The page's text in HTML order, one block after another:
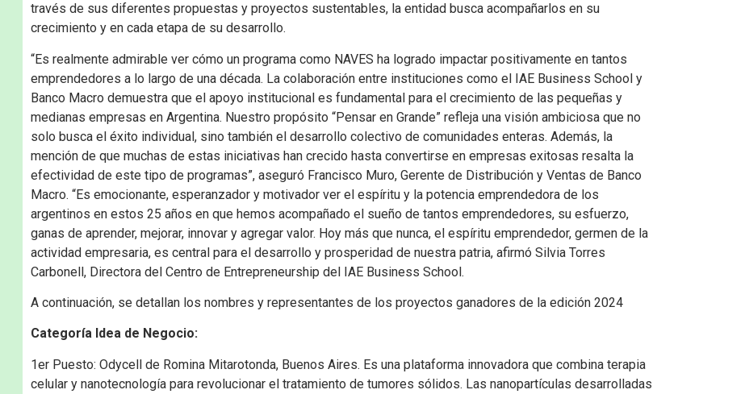
través de sus diferentes propuestas y proyectos sustentables, la entidad busca acompañarlos en su
crecimiento y en cada etapa de su desarrollo.
“Es realmente admirable ver cómo un programa como NAVES ha logrado impactar positivamente en tantos
emprendedores a lo largo de una década. La colaboración entre instituciones como el IAE Business School y
Banco Macro demuestra que el apoyo institucional es fundamental para el crecimiento de las pequeñas y
medianas empresas en Argentina. Nuestro propósito “Pensar en Grande” refleja una visión ambiciosa que no
solo busca el éxito individual, sino también el desarrollo colectivo de comunidades enteras. Además, la
mención de que muchas de estas iniciativas han crecido hasta convertirse en empresas exitosas resalta la
efectividad de este tipo de programas”, aseguró Francisco Muro, Gerente de Distribución y Ventas de Banco
Macro. “Es emocionante, esperanzador y motivador ver el espíritu y la potencia emprendedora de los
argentinos en estos 25 años en que hemos acompañado el sueño de tantos emprendedores, su esfuerzo,
ganas de aprender, mejorar, innovar y agregar valor. Hoy más que nunca, el espíritu emprendedor, germen de la
actividad empresaria, es central para el desarrollo y prosperidad de nuestra patria, afirmó Silvia Torres
Carbonell, Directora del Centro de Entrepreneurship del IAE Business School.
A continuación, se detallan los nombres y representantes de los proyectos ganadores de la edición 2024
Categoría Idea de Negocio:
1er Puesto: Odycell de Romina Mitarotonda, Buenos Aires. Es una plataforma innovadora que combina terapia
celular y nanotecnología para revolucionar el tratamiento de tumores sólidos. Las nanopartículas desarrolladas